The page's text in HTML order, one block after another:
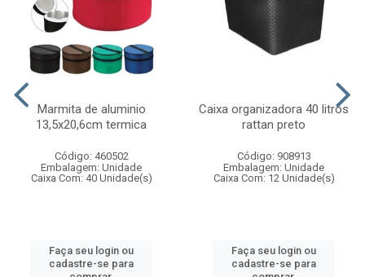
Marmita de aluminio
13,5x20,6cm termica
Código: 460502
Embalagem: Unidade
Caixa Com: 40 Unidade(s)
Faça seu login ou
cadastre-se para
Caixa organizadora 40 litros
rattan preto
Código: 908913
Embalagem: Unidade
Caixa Com: 12 Unidade(s)
Faça seu login ou
cadastre-se para